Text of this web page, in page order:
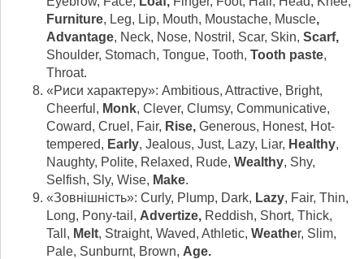
Furniture, Leg, Lip, Mouth, Moustache, Muscle,
Advantage, Neck, Nose, Nostril, Scar, Skin, Scarf,
Shoulder, Stomach, Tongue, Tooth, Tooth paste,
Throat.
«Риси характеру»: Ambitious, Attractive, Bright,
Cheerful, Monk, Clever, Clumsy, Communicative,
Coward, Cruel, Fair, Rise, Generous, Honest, Hot-
tempered, Early, Jealous, Just, Lazy, Liar, Healthy,
Naughty, Polite, Relaxed, Rude, Wealthy, Shy,
Selfish, Sly, Wise, Make.
«Зовнішність»: Curly, Plump, Dark, Lazy, Fair, Thin,
Long, Pony-tail, Advertize, Reddish, Short, Thick,
Tall, Melt, Straight, Waved, Athletic, Weather, Slim,
Pale, Sunburnt, Brown, Age.